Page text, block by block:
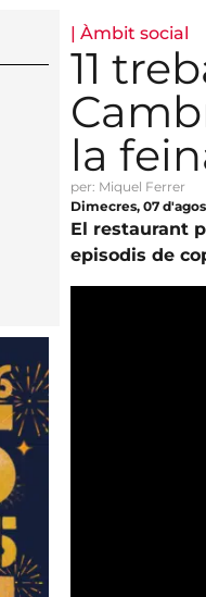
| Àmbit social
11
la
per: Miquel Ferrer
Dimecres, 07
El restaurant
episodis de